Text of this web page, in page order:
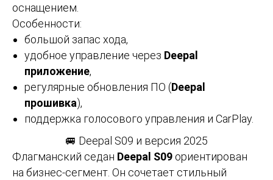
оснащением.
Особенности:
большой запас хода,
удобное управление через Deepal
приложение,
регулярные обновления ПО (Deepal
прошивка),
поддержка голосового управления и CarPlay.
🚐 Deepal S09 и версия 2025
Флагманский седан Deepal S09 ориентирован
на бизнес-сегмент. Он сочетает стильный